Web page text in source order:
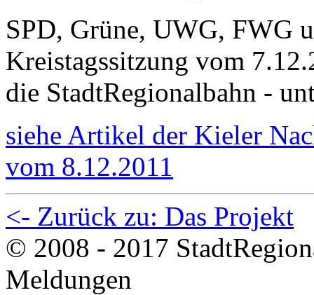
SPD, Grüne, UWG, FWG
Kreistagssitzung vom
die StadtRegionalbahn -
siehe Artikel der Kieler
vom 8.12.2011
<- Zurück zu: Das Projekt
© 2008 - 2017
Meldungen